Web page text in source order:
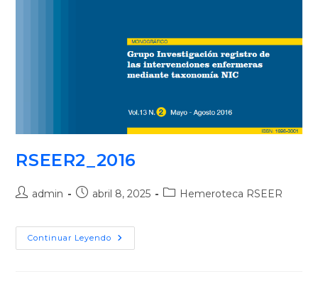
RSEER2_2016
admin abril 8, 2025 Hemeroteca RSEER
Continuar Leyendo